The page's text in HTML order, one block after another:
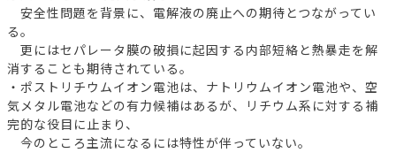
安全性問題を背景に、電解液の廃止への期待とつながってい
る。
更にはセパレータ膜の破損に起因する内部短絡と熱暴走を解
消することも期待されている。
・ポストリチウムイオン電池は、ナトリウムイオン電池や、空
気メタル電池などの有力候補はあるが、リチウム系に対する補
完的な役目に止まり、
今のところ主流になるには特性が伴っていない。